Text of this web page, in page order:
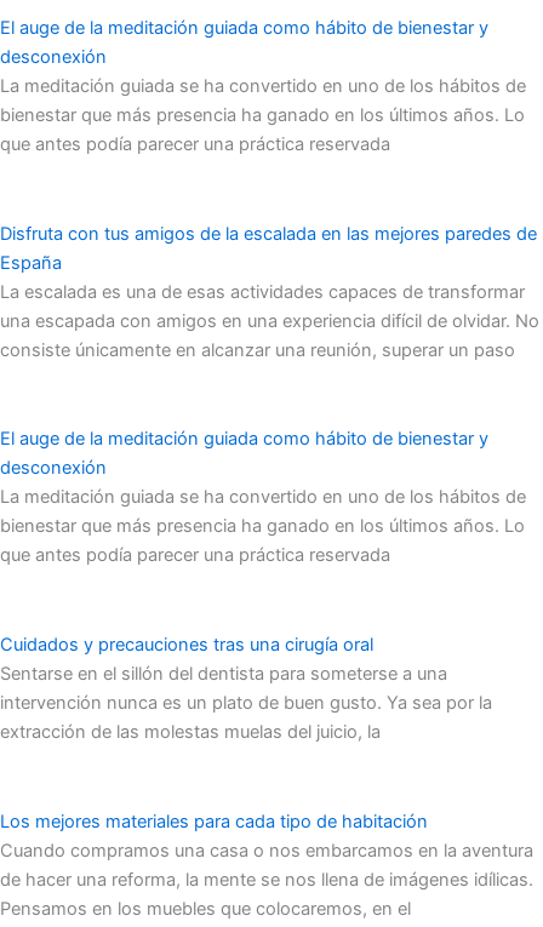
El auge de la meditación guiada como hábito de bienestar y
desconexión
La meditación guiada se ha convertido en uno de los hábitos de
bienestar que más presencia ha ganado en los últimos años. Lo
que antes podía parecer una práctica reservada
Disfruta con tus amigos de la escalada en las mejores paredes de
España
La escalada es una de esas actividades capaces de transformar
una escapada con amigos en una experiencia difícil de olvidar. No
consiste únicamente en alcanzar una reunión, superar un paso
El auge de la meditación guiada como hábito de bienestar y
desconexión
La meditación guiada se ha convertido en uno de los hábitos de
bienestar que más presencia ha ganado en los últimos años. Lo
que antes podía parecer una práctica reservada
Cuidados y precauciones tras una cirugía oral
Sentarse en el sillón del dentista para someterse a una
intervención nunca es un plato de buen gusto. Ya sea por la
extracción de las molestas muelas del juicio, la
Los mejores materiales para cada tipo de habitación
Cuando compramos una casa o nos embarcamos en la aventura
de hacer una reforma, la mente se nos llena de imágenes idílicas.
Pensamos en los muebles que colocaremos, en el